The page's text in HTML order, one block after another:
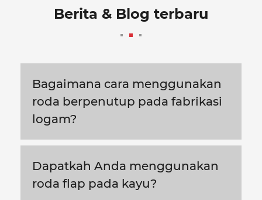
Berita & Blog terbaru
Bagaimana cara menggunakan
roda berpenutup pada fabrikasi
logam?
Dapatkah Anda menggunakan
roda flap pada kayu?